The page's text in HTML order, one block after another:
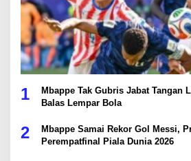
1
Mbappe Tak Gubris Jabat Tangan
Balas Lempar Bola
2
Mbappe Samai Rekor Gol Messi,
Perempatfinal Piala Dunia 2026